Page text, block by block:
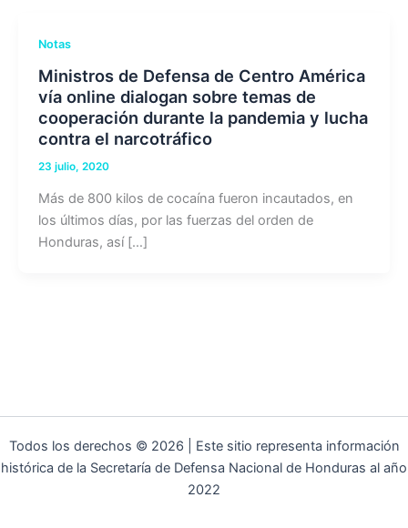
Notas
Ministros de Defensa de Centro América
vía online dialogan sobre temas de
cooperación durante la pandemia y lucha
contra el narcotráfico
23 julio, 2020
Más de 800 kilos de cocaína fueron incautados, en
los últimos días, por las fuerzas del orden de
Honduras, así […]
Todos los derechos © 2026 | Este sitio representa información
histórica de la Secretaría de Defensa Nacional de Honduras al año
2022